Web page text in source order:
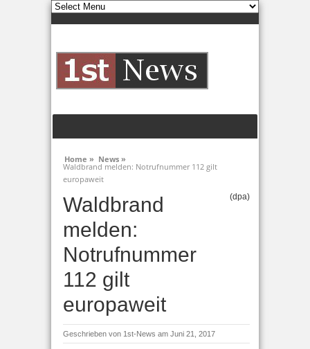
Home » News »
Waldbrand melden: Notrufnummer 112 gilt
europaweit
Waldbrand
melden:
Notrufnummer
112 gilt
europaweit
(dpa)
Geschrieben von 1st-News am Juni 21, 2017